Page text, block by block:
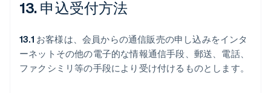
13. 申込受付方法
13.1 お客様は、会員からの通信販売の申し込みをインタ
ーネットその他の電子的な情報通信手段、郵送、電話、
ファクシミリ等の手段により受け付けるものとします。